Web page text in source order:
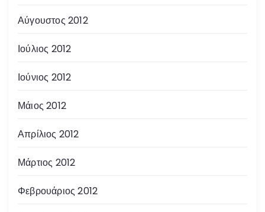
Αύγουστος 2012
Ιούλιος 2012
Ιούνιος 2012
Μάιος 2012
Απρίλιος 2012
Μάρτιος 2012
Φεβρουάριος 2012